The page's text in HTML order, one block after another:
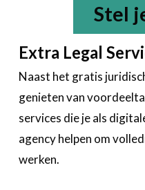
Stel
Extra Legal
Naast het gratis
genieten van
services die je als
agency helpen om
werken.